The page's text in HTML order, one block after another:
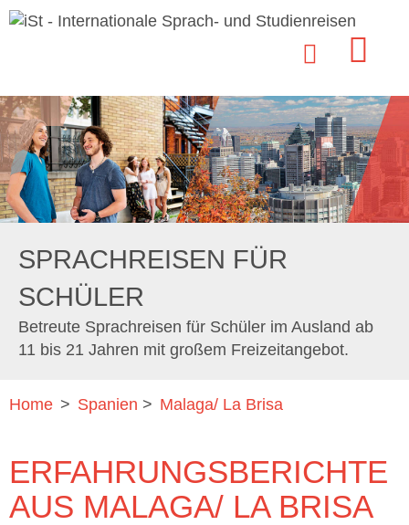
SPRACHREISEN FÜR
SCHÜLER
Betreute Sprachreisen für Schüler im Ausland ab
11 bis 21 Jahren mit großem Freizeitangebot.
Home > Spanien > Malaga/ La Brisa
ERFAHRUNGSBERICHTE
AUS MALAGA/ LA BRISA